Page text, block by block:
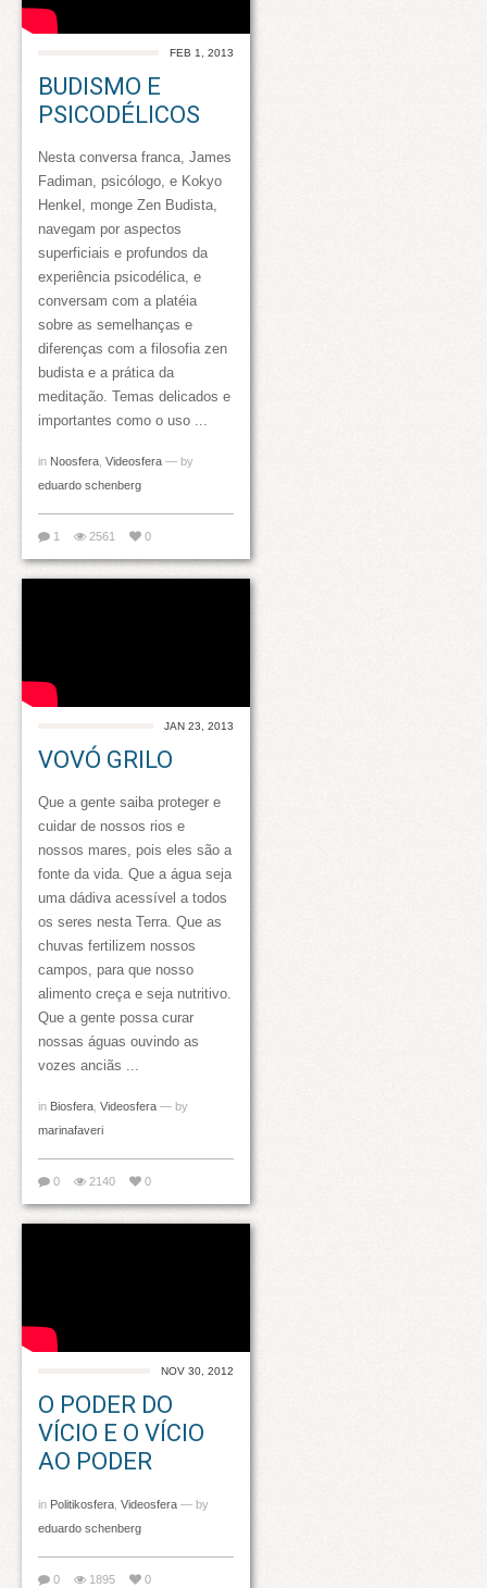
FEB 1, 2013
BUDISMO E
PSICODÉLICOS
Nesta conversa franca, James
Fadiman, psicólogo, e Kokyo
Henkel, monge Zen Budista,
navegam por aspectos
superficiais e profundos da
experiência psicodélica, e
conversam com a platéia
sobre as semelhanças e
diferenças com a filosofia zen
budista e a prática da
meditação. Temas delicados e
importantes como o uso ...
in Noosfera, Videosfera — by
eduardo schenberg
1 2561 0
JAN 23, 2013
VOVÓ GRILO
Que a gente saiba proteger e
cuidar de nossos rios e
nossos mares, pois eles são a
fonte da vida. Que a água seja
uma dádiva acessível a todos
os seres nesta Terra. Que as
chuvas fertilizem nossos
campos, para que nosso
alimento creça e seja nutritivo.
Que a gente possa curar
nossas águas ouvindo as
vozes anciãs ...
in Biosfera, Videosfera — by
marinafaveri
0 2140 0
NOV 30, 2012
O PODER DO
VÍCIO E O VÍCIO
AO PODER
in Politikosfera, Videosfera — by
eduardo schenberg
0 1895 0